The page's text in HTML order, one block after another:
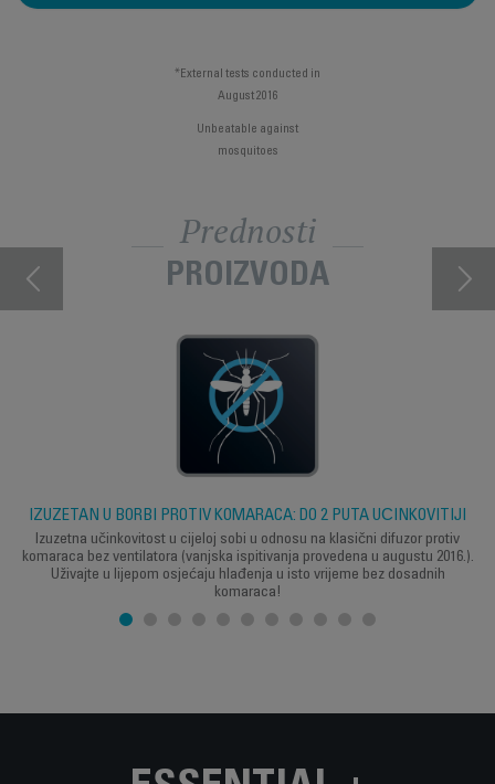
*External tests conducted in
August 2016
Unbeatable against
mosquitoes
Prednosti
PROIZVODA
IZUZETAN U BORBI PROTIV KOMARACA: DO 2 PUTA UČINKOVITIJI
Izuzetna učinkovitost u cijeloj sobi u odnosu na klasični difuzor protiv
komaraca bez ventilatora (vanjska ispitivanja provedena u augustu 2016.).
Uživajte u lijepom osjećaju hlađenja u isto vrijeme bez dosadnih
komaraca!